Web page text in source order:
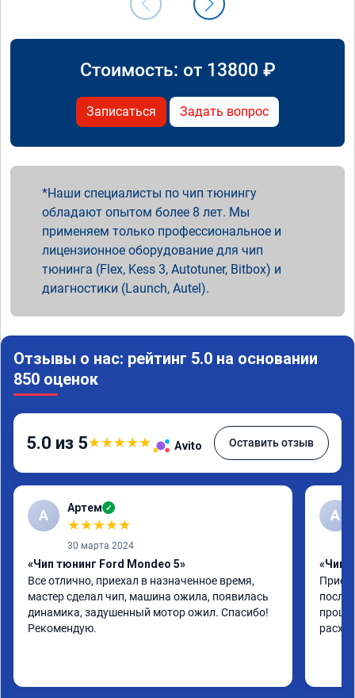
Стоимость: от 13800 ₽
Записаться Задать вопрос
Наши специалисты по чип тюнингу
обладают опытом более 8 лет. Мы
применяем только профессиональное и
лицензионное оборудование для чип
тюнинга (Flex, Kess 3, Autotuner, Bitbox) и
диагностики (Launch, Autel).
Отзывы о нас: рейтинг 5.0 на основании
850 оценок
5.0 из 5★★★★★ Avito Оставить отзыв
А Артем ✓
★★★★★
30 марта 2024
«Чип тюнинг Ford Mondeo 5»
Все отлично, приехал в назначенное время,
мастер сделал чип, машина ожила, появилась
динамика, задушенный мотор ожил. Спасибо!
Рекомендую.
А
«Чип
после